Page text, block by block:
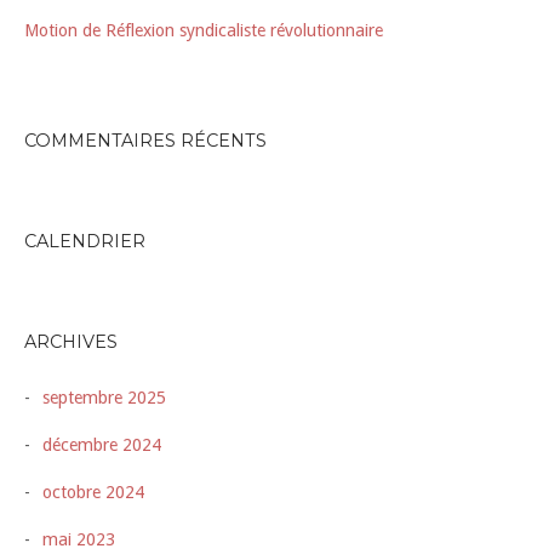
Motion de Réflexion syndicaliste révolutionnaire
COMMENTAIRES RÉCENTS
CALENDRIER
ARCHIVES
septembre 2025
décembre 2024
octobre 2024
mai 2023